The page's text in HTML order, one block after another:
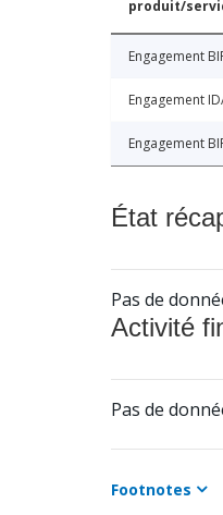
produit/
Engagement
Engagement
Engagement
État
Pas de
Activité
Pas de
Footnotes